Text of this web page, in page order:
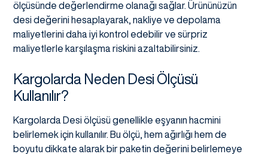
ölçüsünde değerlendirme olanağı sağlar. Ürününüzün
desi değerini hesaplayarak, nakliye ve depolama
maliyetlerini daha iyi kontrol edebilir ve sürpriz
maliyetlerle karşılaşma riskini azaltabilirsiniz.
Kargolarda Neden Desi Ölçüsü
Kullanılır?
Kargolarda Desi ölçüsü genellikle eşyanın hacmini
belirlemek için kullanılır. Bu ölçü, hem ağırlığı hem de
boyutu dikkate alarak bir paketin değerini belirlemeye